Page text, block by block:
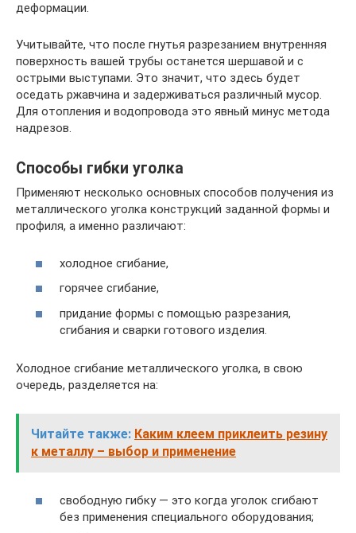
деформации.
Учитывайте, что после гнутья разрезанием внутренняя
поверхность вашей трубы останется шершавой и с
острыми выступами. Это значит, что здесь будет
оседать ржавчина и задерживаться различный мусор.
Для отопления и водопровода это явный минус метода
надрезов.
Способы гибки уголка
Применяют несколько основных способов получения из
металлического уголка конструкций заданной формы и
профиля, а именно различают:
холодное сгибание,
горячее сгибание,
придание формы с помощью разрезания,
сгибания и сварки готового изделия.
Холодное сгибание металлического уголка, в свою
очередь, разделяется на:
Читайте также: Каким клеем приклеить резину
к металлу – выбор и применение
свободную гибку — это когда уголок сгибают
без применения специального оборудования;